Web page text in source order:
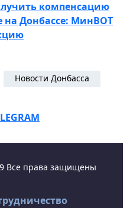
компенсацию
на Донбассе: МинВОТ
Новости Донбасса
Все права защищены